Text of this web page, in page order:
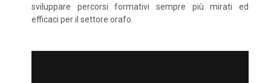
sviluppare percorsi formativi sempre più mirati ed
efficaci per il settore orafo.